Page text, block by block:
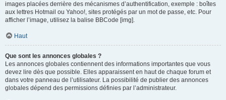
images placées derrière des mécanismes d’authentification, exemple : boîtes
aux lettres Hotmail ou Yahoo!, sites protégés par un mot de passe, etc. Pour
afficher l’image, utilisez la balise BBCode [img].
Haut
Que sont les annonces globales ?
Les annonces globales contiennent des informations importantes que vous
devez lire dès que possible. Elles apparaissent en haut de chaque forum et
dans votre panneau de l’utilisateur. La possibilité de publier des annonces
globales dépend des permissions définies par l’administrateur.